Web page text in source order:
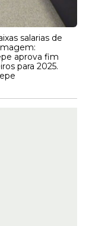
salarias de
aprova fim
para 2025.